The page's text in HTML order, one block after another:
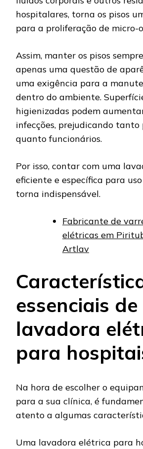
hospitalares, torna os pisos
para a proliferação de micro-
Assim, manter os pisos
apenas uma questão de
uma exigência para a
dentro do ambiente.
higienizadas podem
infecções, prejudicando tanto
quanto funcionários.
Por isso, contar com uma
eficiente e específica para
torna indispensável.
Fabricante de
elétricas em
Artlav
essenciais
lavadora
para
Na hora de escolher o
para a sua clínica, é
atento a algumas
Uma lavadora elétrica para